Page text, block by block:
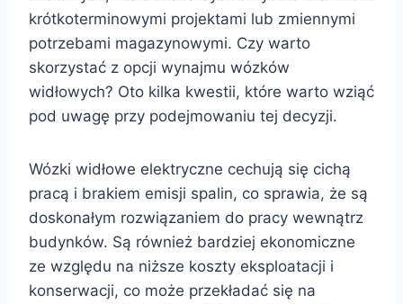
krótkoterminowymi projektami lub zmiennymi
potrzebami magazynowymi. Czy warto
skorzystać z opcji wynajmu wózków
widłowych? Oto kilka kwestii, które warto wziąć
pod uwagę przy podejmowaniu tej decyzji.
Wózki widłowe elektryczne cechują się cichą
pracą i brakiem emisji spalin, co sprawia, że są
doskonałym rozwiązaniem do pracy wewnątrz
budynków. Są również bardziej ekonomiczne
ze względu na niższe koszty eksploatacji i
konserwacji, co może przekładać się na